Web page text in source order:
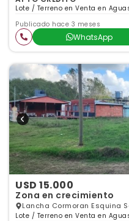
Lote / Terreno en Venta en
Publicado hace 3 meses
WhatsApp
USD 15.000
Zona en crecimiento
Lancha Cormoran Esquina
Lote / Terreno en Venta en